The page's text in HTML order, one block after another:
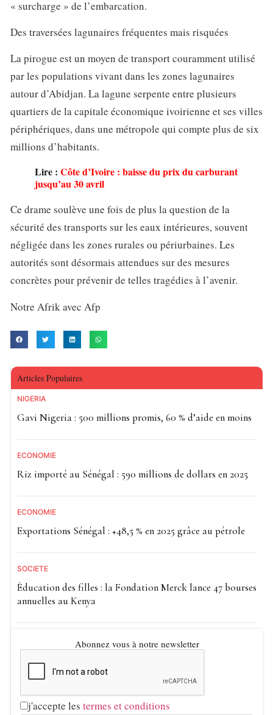
« surcharge » de l’embarcation.
Des traversées lagunaires fréquentes mais risquées
La pirogue est un moyen de transport couramment utilisé
par les populations vivant dans les zones lagunaires
autour d’Abidjan. La lagune serpente entre plusieurs
quartiers de la capitale économique ivoirienne et ses villes
périphériques, dans une métropole qui compte plus de six
millions d’habitants.
Lire : Côte d’Ivoire : baisse du prix du carburant
jusqu’au 30 avril
Ce drame soulève une fois de plus la question de la
sécurité des transports sur les eaux intérieures, souvent
négligée dans les zones rurales ou périurbaines. Les
autorités sont désormais attendues sur des mesures
concrètes pour prévenir de telles tragédies à l’avenir.
Notre Afrik avec Afp
Articles Populaires
NIGÉRIA
Gavi Nigeria : 500 millions promis, 60 % d’aide en moins
ECONOMIE
Riz importé au Sénégal : 590 millions de dollars en 2025
ECONOMIE
Exportations Sénégal : +48,5 % en 2025 grâce au pétrole
SOCIETE
Éducation des filles : la Fondation Merck lance 47 bourses
annuelles au Kenya
Abonnez vous à notre newsletter
j'accepte les termes et conditions